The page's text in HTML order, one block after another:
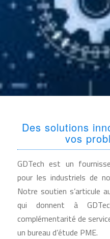
Des solutions
vos
GDTech est un
pour les industriels de
Notre soutien s’articule
qui donnent à
complémentarité de
un bureau d’étude PME.